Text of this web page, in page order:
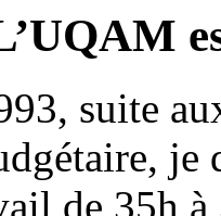
suite
je
de 35h